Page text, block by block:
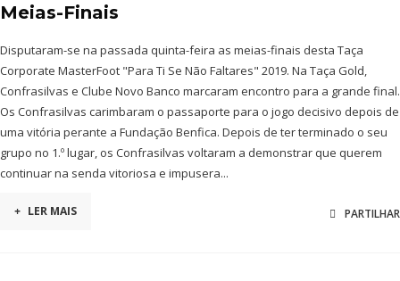
Meias-Finais
Disputaram-se na passada quinta-feira as meias-finais desta Taça
Corporate MasterFoot "Para Ti Se Não Faltares" 2019. Na Taça Gold,
Confrasilvas e Clube Novo Banco marcaram encontro para a grande final.
Os Confrasilvas carimbaram o passaporte para o jogo decisivo depois de
uma vitória perante a Fundação Benfica. Depois de ter terminado o seu
grupo no 1.º lugar, os Confrasilvas voltaram a demonstrar que querem
continuar na senda vitoriosa e impusera...
+ LER MAIS PARTILHAR